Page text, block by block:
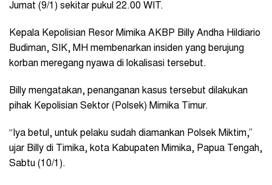
Jumat (9/1) sekitar pukul 22.00 WIT.
Kepala Kepolisian Resor Mimika AKBP Billy Andha Hildiario
Budiman, SIK, MH membenarkan insiden yang berujung
korban meregang nyawa di lokalisasi tersebut.
Billy mengatakan, penanganan kasus tersebut dilakukan
pihak Kepolisian Sektor (Polsek) Mimika Timur.
“Iya betul, untuk pelaku sudah diamankan Polsek Miktim,”
ujar Billy di Timika, kota Kabupaten Mimika, Papua Tengah,
Sabtu (10/1).